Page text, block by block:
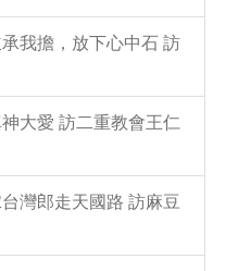
我擔，放下心中石 訪
大愛 訪二重教會王仁
灣郎走天國路 訪麻豆